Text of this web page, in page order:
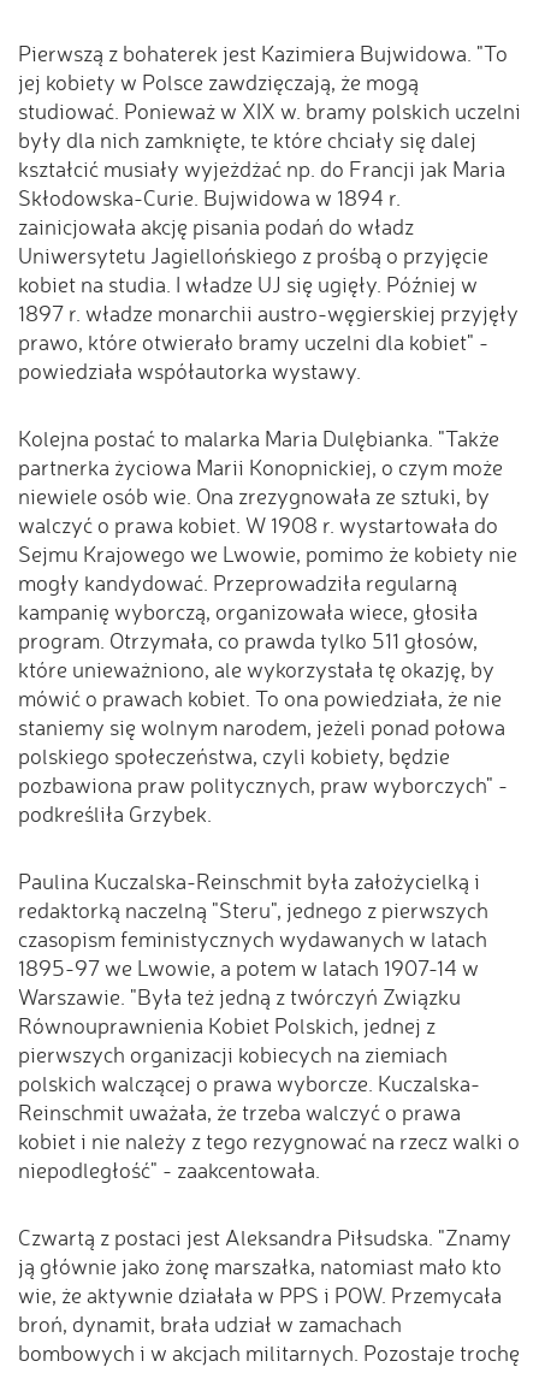
Pierwszą z bohaterek jest Kazimiera Bujwidowa. "To
jej kobiety w Polsce zawdzięczają, że mogą
studiować. Ponieważ w XIX w. bramy polskich uczelni
były dla nich zamknięte, te które chciały się dalej
kształcić musiały wyjeżdżać np. do Francji jak Maria
Skłodowska-Curie. Bujwidowa w 1894 r.
zainicjowała akcję pisania podań do władz
Uniwersytetu Jagiellońskiego z prośbą o przyjęcie
kobiet na studia. I władze UJ się ugięły. Później w
1897 r. władze monarchii austro-węgierskiej przyjęły
prawo, które otwierało bramy uczelni dla kobiet" -
powiedziała współautorka wystawy.
Kolejna postać to malarka Maria Dulębianka. "Także
partnerka życiowa Marii Konopnickiej, o czym może
niewiele osób wie. Ona zrezygnowała ze sztuki, by
walczyć o prawa kobiet. W 1908 r. wystartowała do
Sejmu Krajowego we Lwowie, pomimo że kobiety nie
mogły kandydować. Przeprowadziła regularną
kampanię wyborczą, organizowała wiece, głosiła
program. Otrzymała, co prawda tylko 511 głosów,
które unieważniono, ale wykorzystała tę okazję, by
mówić o prawach kobiet. To ona powiedziała, że nie
staniemy się wolnym narodem, jeżeli ponad połowa
polskiego społeczeństwa, czyli kobiety, będzie
pozbawiona praw politycznych, praw wyborczych" -
podkreśliła Grzybek.
Paulina Kuczalska-Reinschmit była założycielką i
redaktorką naczelną "Steru", jednego z pierwszych
czasopism feministycznych wydawanych w latach
1895-97 we Lwowie, a potem w latach 1907-14 w
Warszawie. "Była też jedną z twórczyń Związku
Równouprawnienia Kobiet Polskich, jednej z
pierwszych organizacji kobiecych na ziemiach
polskich walczącej o prawa wyborcze. Kuczalska-
Reinschmit uważała, że trzeba walczyć o prawa
kobiet i nie należy z tego rezygnować na rzecz walki o
niepodległość" - zaakcentowała.
Czwartą z postaci jest Aleksandra Piłsudska. "Znamy
ją głównie jako żonę marszałka, natomiast mało kto
wie, że aktywnie działała w PPS i POW. Przemycała
broń, dynamit, brała udział w zamachach
bombowych i w akcjach militarnych. Pozostaje trochę